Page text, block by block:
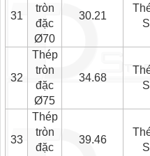
31
tròn
đặc
Ø70
30.21
32
Thép
tròn
đặc
Ø75
34.68
33
Thép
tròn
đặc
39.46